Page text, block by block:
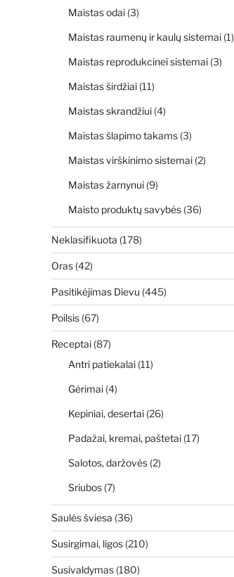
Maistas odai(3)
Maistas raumenų ir kaulų sistemai(1)
Maistas reprodukcinei sistemai(3)
Maistas širdžiai(11)
Maistas skrandžiui(4)
Maistas šlapimo takams(3)
Maistas virškinimo sistemai(2)
Maistas žarnynui(9)
Maisto produktų savybės(36)
Neklasifikuota (178)
Oras(42)
Pasitikėjimas Dievu (445)
Poilsis(67)
Receptai(87)
Antri patiekalai(11)
Gėrimai(4)
Kepiniai, desertai(26)
Padažai, kremai, paštetai(17)
Salotos, daržovės(2)
Sriubos(7)
Saulės šviesa (36)
Susirgimai, ligos(210)
Susivaldymas(180)